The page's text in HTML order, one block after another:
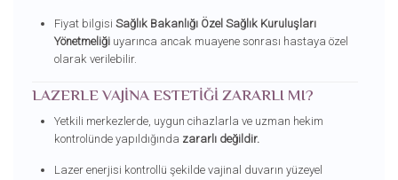
Fiyat bilgisi Sağlık Bakanlığı Özel Sağlık Kuruluşları
Yönetmeliğiuyarınca ancak muayene sonrası hastaya özel
olarak verilebilir.
LAZERLE VAJINA ESTETIĞI ZARARLI MI?
Yetkili merkezlerde, uygun cihazlarla ve uzman hekim
kontrolünde yapıldığında zararlı değildir.
Lazer enerjisi kontrollü şekilde vajinal duvarın yüzeyel